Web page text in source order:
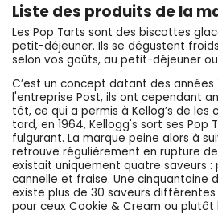
Liste des produits de la
Les Pop Tarts sont des biscottes
petit-déjeuner. Ils se dégustent
selon vos goûts, au petit-déjeuner
C’est un concept datant des années
l'entreprise Post, ils ont cependant
tôt, ce qui a permis à Kellog’s de les
tard, en 1964, Kellogg's sort ses Pop
fulgurant. La marque peine alors à
retrouve régulièrement en rupture
existait uniquement quatre saveurs :
cannelle et fraise. Une cinquantaine
existe plus de 30 saveurs
pour ceux Cookie & Cream ou plutôt